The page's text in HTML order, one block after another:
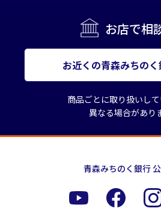
お店で相
お近くの青森みちの
商品ごとに取り扱いし
異なる場合があり
青森みちのく銀行